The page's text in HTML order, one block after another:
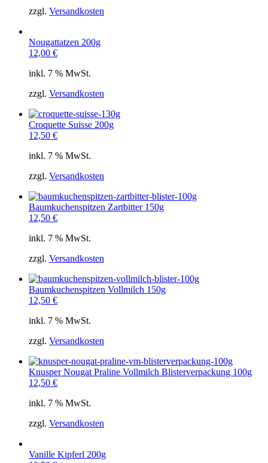
zzgl. Versandkosten
Nougattatzen 200g
12,00 €
inkl. 7 % MwSt.
zzgl. Versandkosten
Croquette Suisse 200g
12,50 €
inkl. 7 % MwSt.
zzgl. Versandkosten
Baumkuchenspitzen Zartbitter 150g
12,50 €
inkl. 7 % MwSt.
zzgl. Versandkosten
Baumkuchenspitzen Vollmilch 150g
12,50 €
inkl. 7 % MwSt.
zzgl. Versandkosten
Knusper Nougat Praline Vollmilch Blisterverpackung 100g
12,50 €
inkl. 7 % MwSt.
zzgl. Versandkosten
Vanille Kipferl 200g